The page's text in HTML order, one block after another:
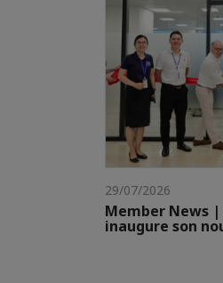
29/07/2026
Member News |
inaugure son